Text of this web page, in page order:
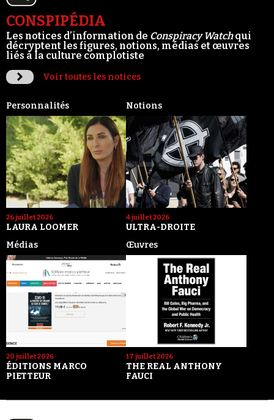
CONSPIPÉDIA
Les notices d’information de Conspiracy Watchqui
décryptent les figures, notions, médias et œuvres
liés à la culture complotiste
Voir toutes les notices
Personnalités
26 juillet 2026
LAURA LOOMER
Notions
4 juillet 2026
ULTRA-DROITE
Médias
20 juillet 2026
ÉDITIONS MARCO
PIETTEUR
Œuvres
17 juillet 2026
THE REAL ANTHONY
FAUCI